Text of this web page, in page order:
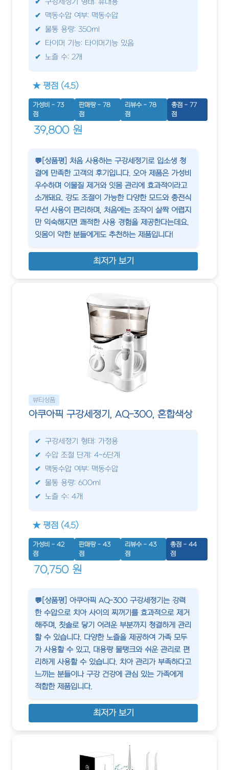
구강세정기 형태: 휴대용
맥동수압 여부: 맥동수압
물통 용량: 350ml
타이머 기능: 타이머기능 있음
노즐 수: 2개
★ 평점 (4.5)
가성비 - 73
점
판매량 - 78
점
리뷰수 - 78
점
총점 - 77
점
39,800 원
💬[상품평] 처음 사용하는 구강세정기로 입소생 청
결에 만족한 고객의 후기입니다. 오아 제품은 가성비
우수하며 이물질 제거와 잇몸 관리에 효과적이라고
소개돼요. 강도 조절이 가능한 다양한 모드와 충전식
무선 사용이 편리하며, 처음에는 조작이 살짝 어렵지
만 익숙해지면 쾌적한 사용 경험을 제공한다는데요.
잇몸이 약한 분들에게도 추천하는 제품입니다!
최저가 보기
뷰티상품
아쿠아픽 구강세정기, AQ-300, 혼합색상
구강세정기 형태: 가정용
수압 조절 단계: 4~6단계
맥동수압 여부: 맥동수압
물통 용량: 600ml
노즐 수: 4개
★ 평점 (4.5)
가성비 - 42
점
판매량 - 43
점
리뷰수 - 43
점
총점 - 44
점
70,750 원
💬[상품평] 아쿠아픽 AQ-300 구강세정기는 강력
한 수압으로 치아 사이의 찌꺼기를 효과적으로 제거
해주며, 칫솔로 닿기 어려운 부분까지 청결하게 관리
할 수 있습니다. 다양한 노즐을 제공하여 가족 모두
가 사용할 수 있고, 대용량 물탱크와 쉬운 관리로 편
리하게 사용할 수 있습니다. 치아 관리가 부족하다고
느끼는 분들이나 구강 건강에 관심 있는 가족에게
적합한 제품입니다.
최저가 보기